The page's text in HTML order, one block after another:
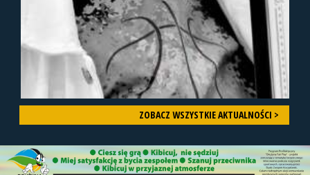
ZOBACZ WSZYSTKIE AKTUALNOŚCI >